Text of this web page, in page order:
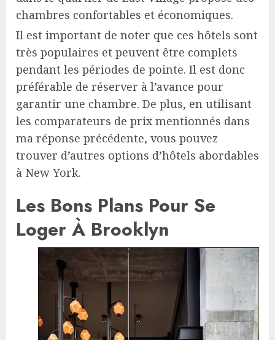
chambres confortables et économiques.
Il est important de noter que ces hôtels sont
très populaires et peuvent être complets
pendant les périodes de pointe. Il est donc
préférable de réserver à l’avance pour
garantir une chambre. De plus, en utilisant
les comparateurs de prix mentionnés dans
ma réponse précédente, vous pouvez
trouver d’autres options d’hôtels abordables
à New York.
Les Bons Plans Pour Se
Loger À Brooklyn